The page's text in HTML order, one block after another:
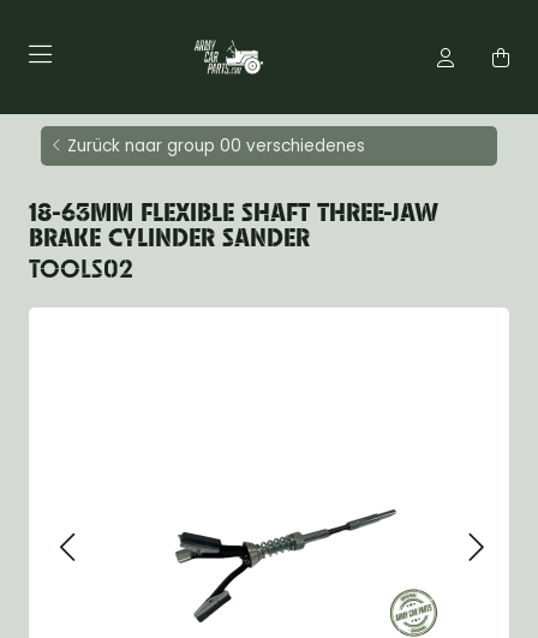
Zurück naar group 00 verschiedenes
18-63MM FLEXIBLE SHAFT THREE-JAW
BRAKE CYLINDER SANDER
TOOLS02